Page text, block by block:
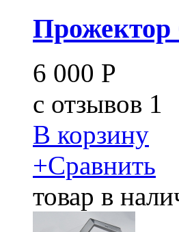
Прожектор
6 000 Р
c отзывов 1
В корзину
+Сравнить
товар в